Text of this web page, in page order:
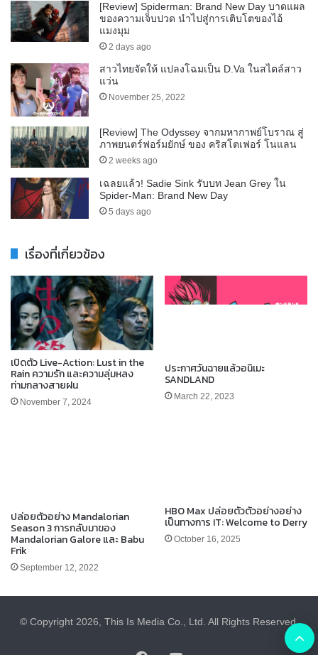
[Review] Spiderman: Brand New Day บาดแผล
ของความเจ็บปวด นำไปสู่การเติบโตของไอ้
แมงมุม
2 days ago
สาวไทยจัดให้ แปลงโฉมเป็น D.Va ในสไตล์สาว
แว่น
November 25, 2022
[Review] The Odyssey จากมหากาพย์โบราณ สู่
ภาพยนตร์ฟอร์มยักษ์ ของ คริสโตเฟอร์ โนแลน
2 weeks ago
เฉลยแล้ว! Sadie Sink รับบท Jean Grey ใน
Spider-Man: Brand New Day
5 days ago
เรื่องที่เกี่ยวข้อง
เปิดตัว Live-Action: Lust in the
Rain ความรัก และความลุ่มหลง
ท่ามกลางสายฝน
November 7, 2024
ประกาศวันฉายแล้วอนิเมะ
SANDLAND
March 22, 2023
ปล่อยตัวอย่าง Mandalorian
Season 3 การกลับมาของ
Mandalorian Galore และ Babu
Frik
September 12, 2022
HBO Max ปล่อยตัวตัวอย่างอย่าง
เป็นทางการ IT: Welcome to Derry
October 16, 2025
© Copyright 2026, This Is Media Co., Ltd. All Rights Reserved.